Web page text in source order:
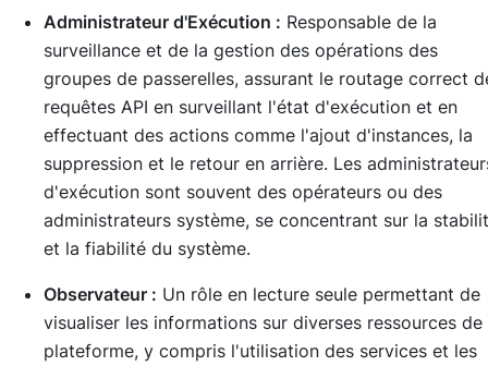
Administrateur d'Exécution : Responsable de la
surveillance et de la gestion des opérations des
groupes de passerelles, assurant le routage correct
requêtes API en surveillant l'état d'exécution et en
effectuant des actions comme l'ajout d'instances, la
suppression et le retour en arrière. Les
d'exécution sont souvent des opérateurs ou des
administrateurs système, se concentrant sur la
et la fiabilité du système.
Observateur : Un rôle en lecture seule permettant de
visualiser les informations sur diverses ressources de
plateforme, y compris l'utilisation des services et les